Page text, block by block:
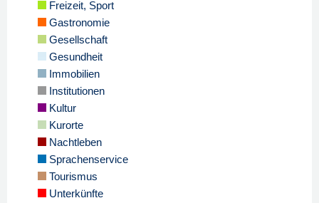
Freizeit, Sport
Gastronomie
Gesellschaft
Gesundheit
Immobilien
Institutionen
Kultur
Kurorte
Nachtleben
Sprachenservice
Tourismus
Unterkünfte